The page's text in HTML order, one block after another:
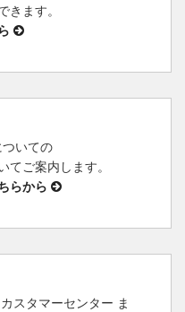
きます。
いての
てご案内します。
らから
スタマーセンター ま